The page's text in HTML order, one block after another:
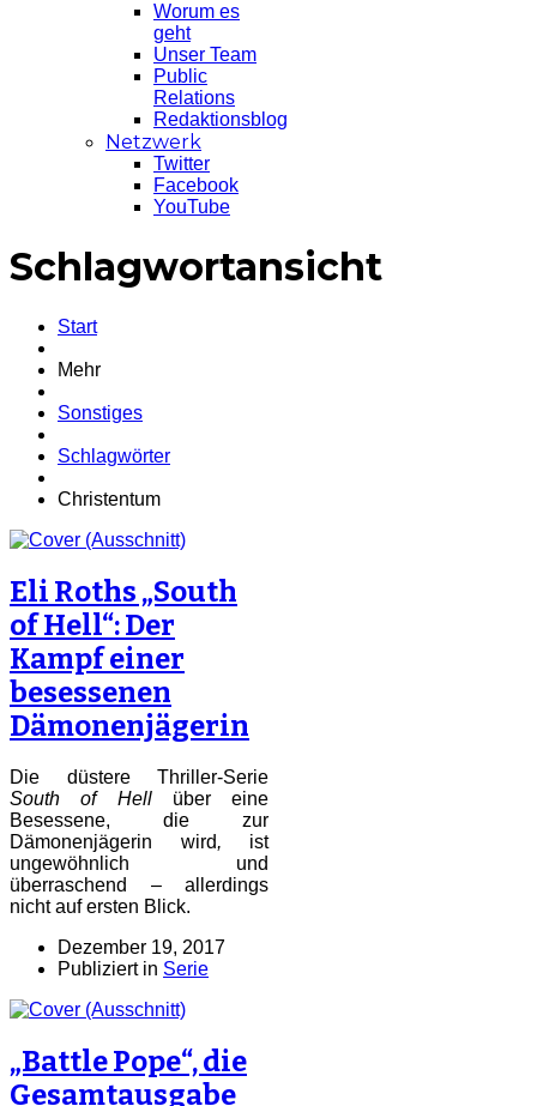
Worum es
geht
Unser Team
Public
Relations
Redaktionsblog
Netzwerk
Twitter
Facebook
YouTube
Schlagwortansicht
Start
Mehr
Sonstiges
Schlagwörter
Christentum
Eli Roths „South
of Hell“: Der
Kampf einer
besessenen
Dämonenjägerin
Die düstere Thriller-Serie
South of Hell über eine
Besessene, die zur
Dämonenjägerin wird, ist
ungewöhnlich und
überraschend – allerdings
nicht auf ersten Blick.
Dezember 19, 2017
Publiziert in Serie
„Battle Pope“, die
Gesamtausgabe